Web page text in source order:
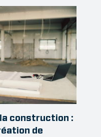
construction :
de